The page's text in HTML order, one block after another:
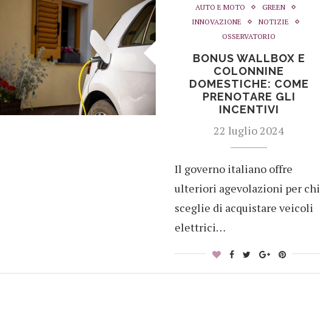
AUTO E MOTO
GREEN
INNOVAZIONE
NOTIZIE
OSSERVATORIO
BONUS WALLBOX E
COLONNINE
DOMESTICHE: COME
PRENOTARE GLI
INCENTIVI
22 luglio 2024
Il governo italiano offre
ulteriori agevolazioni per chi
sceglie di acquistare veicoli
elettrici…